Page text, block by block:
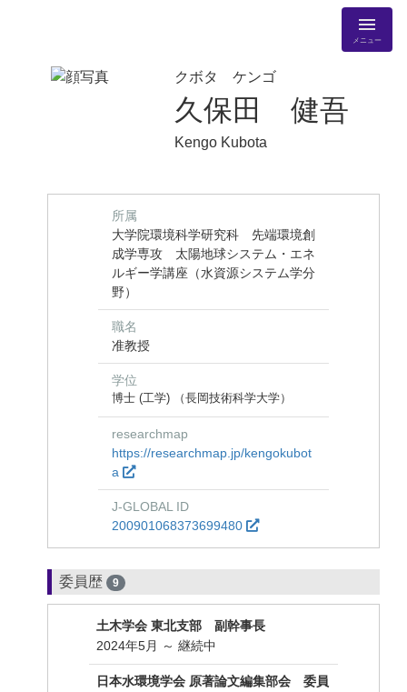
メニュー
クボタ ケンゴ
久保田 健吾
Kengo Kubota
所属
大学院環境科学研究科 先端環境創
成学専攻 太陽地球システム・エネ
ルギー学講座（水資源システム学分
野）
職名
准教授
学位
博士 (工学) （長岡技術科学大学）
researchmap
https://researchmap.jp/kengokubot
a
J-GLOBAL ID
200901068373699480
委員歴 9
土木学会 東北支部 副幹事長
2024年5月 ～ 継続中
日本水環境学会 原著論文編集部会 委員